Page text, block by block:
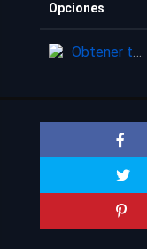
Opciones
Obtener torrent